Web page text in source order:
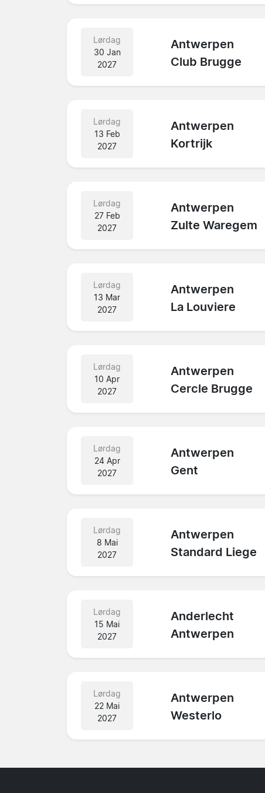
Lørdag
30 Jan
2027
Antwerpen
Club Brugge
Lørdag
13 Feb
2027
Antwerpen
Kortrijk
Lørdag
27 Feb
2027
Antwerpen
Zulte Waregem
Lørdag
13 Mar
2027
Antwerpen
La Louviere
Lørdag
10 Apr
2027
Antwerpen
Cercle Brugge
Lørdag
24 Apr
2027
Antwerpen
Gent
Lørdag
8 Mai
2027
Antwerpen
Standard Liege
Lørdag
15 Mai
2027
Anderlecht
Antwerpen
Lørdag
22 Mai
2027
Antwerpen
Westerlo